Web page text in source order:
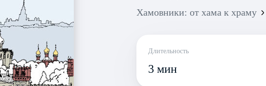
Хамовники: от хама к храму
Длительность
3 мин